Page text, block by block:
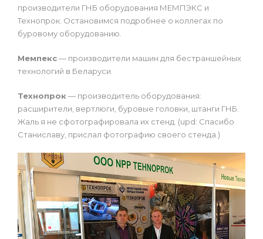
производители ГНБ оборудования МЕМПЭКС и
Технопрок. Остановимся подробнее о коллегах по
буровому оборудованию.
Мемпекс— производители машин для бестраншейных
технологий в Беларуси.
Технопрок — производитель оборудования:
расширители, вертлюги, буровые головки, штанги ГНБ.
Жаль я не сфотографировала их стенд. (upd: Спасибо
Станиславу, прислал фотографию своего стенда.)